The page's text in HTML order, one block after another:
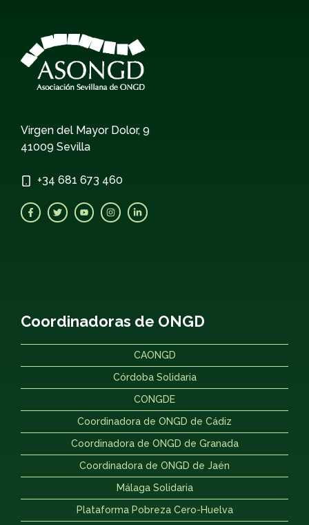
Virgen del Mayor Dolor, 9
41009 Sevilla
+34 681 673 460
Coordinadoras de ONGD
CAONGD
Córdoba Solidaria
CONGDE
Coordinadora de ONGD de Cádiz
Coordinadora de ONGD de Granada
Coordinadora de ONGD de Jaén
Málaga Solidaria
Plataforma Pobreza Cero-Huelva